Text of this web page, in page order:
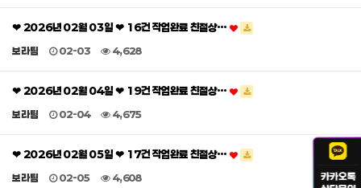
❤ 2026년 02월 03일 ❤ 16건 작업완료 친절상…
보라팀 02-03 4,628
❤ 2026년 02월 04일 ❤ 19건 작업완료 친절상…
보라팀 02-04 4,675
❤ 2026년 02월 05일 ❤ 17건 작업완료 친절상…
보라팀 02-05 4,608